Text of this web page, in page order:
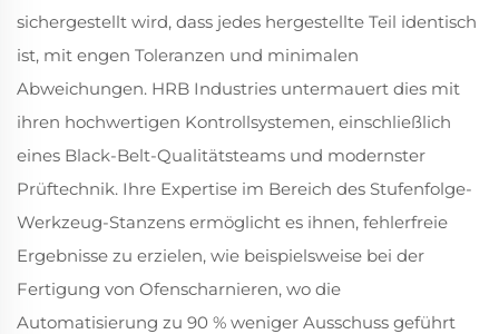
sichergestellt wird, dass jedes hergestellte Teil identisch
ist, mit engen Toleranzen und minimalen
Abweichungen. HRB Industries untermauert dies mit
ihren hochwertigen Kontrollsystemen, einschließlich
eines Black-Belt-Qualitätsteams und modernster
Prüftechnik. Ihre Expertise im Bereich des Stufenfolge-
Werkzeug-Stanzens ermöglicht es ihnen, fehlerfreie
Ergebnisse zu erzielen, wie beispielsweise bei der
Fertigung von Ofenscharnieren, wo die
Automatisierung zu 90 % weniger Ausschuss geführt